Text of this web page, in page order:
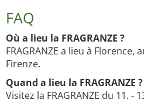
FAQ
Où a lieu la FRAGRANZE ?
FRAGRANZE a lieu à Florence,
Firenze.
Quand a lieu la FRAGRANZE ?
Visitez la FRAGRANZE du 11. -